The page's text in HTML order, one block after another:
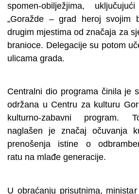
spomen-obilježjima,
„Goražde – grad heroj svojim
drugim mjestima od značaja za
branioce. Delegacije su potom
ulicama grada.
Centralni dio programa činila je
održana u Centru za kulturu
kulturno-zabavni program.
naglašen je značaj očuvanja
prenošenja istine o
ratu na mlađe generacije.
U obraćanju prisutnima,